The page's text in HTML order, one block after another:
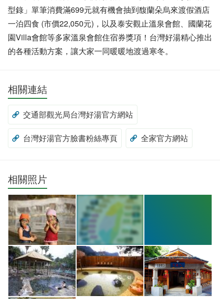
型錄」單筆消費滿699元就有機會抽到馥蘭朵烏來渡假酒店
一泊四食 (市價22,050元)，以及泰安觀止溫泉會館、國蘭花
園Villa會館等多家溫泉會館住宿券獎項！台灣好湯精心推出
的各種活動方案，讓大家一同暖暖地渡過寒冬。
相關連結
交通部觀光局台灣好湯官方網站
台灣好湯官方臉書粉絲專頁 全家官方網站
相關照片